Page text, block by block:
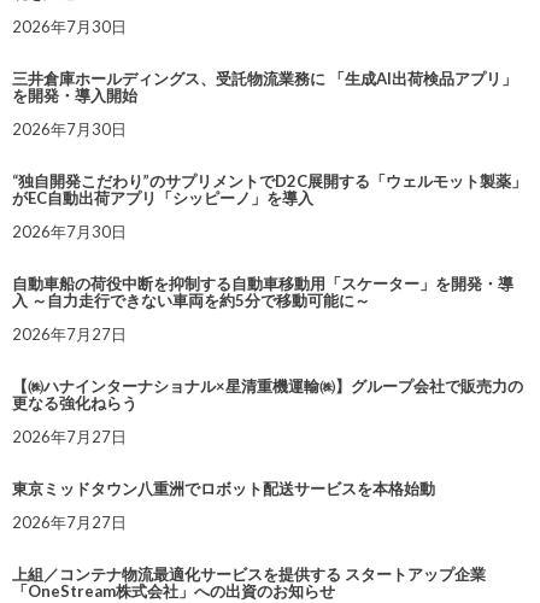
2026年7月30日
三井倉庫ホールディングス、受託物流業務に 「生成AI出荷検品アプリ」
を開発・導入開始
2026年7月30日
“独自開発こだわり”のサプリメントでD2C展開する「ウェルモット製薬」
がEC自動出荷アプリ「シッピーノ」を導入
2026年7月30日
自動車船の荷役中断を抑制する自動車移動用「スケーター」を開発・導
入 ～自力走行できない車両を約5分で移動可能に～
2026年7月27日
【㈱ハナインターナショナル×星清重機運輸㈱】グループ会社で販売力の
更なる強化ねらう
2026年7月27日
東京ミッドタウン八重洲でロボット配送サービスを本格始動
2026年7月27日
上組／コンテナ物流最適化サービスを提供する スタートアップ企業
「OneStream株式会社」への出資のお知らせ